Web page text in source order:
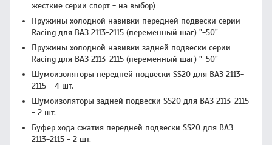
жесткие серии спорт - на выбор)
Пружины холодной навивки передней подвески серии
Racing для ВАЗ 2113-2115 (переменный шаг) "-50"
Пружины холодной навивки задней подвески серии
Racing для ВАЗ 2113-2115 (переменный шаг) "-50"
Шумоизоляторы передней подвески SS20 для ВАЗ 2113-
2115 - 4 шт.
Шумоизоляторы задней подвески SS20 для ВАЗ 2113-2115
- 2 шт.
Буфер хода сжатия передней подвески SS20 для ВАЗ
2113-2115 - 2 шт.